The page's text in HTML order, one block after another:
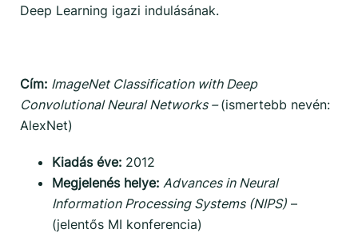
Deep Learning igazi indulásának.
Cím: ImageNet Classification with Deep
Convolutional Neural Networks –(ismertebb nevén:
AlexNet)
Kiadás éve: 2012
Megjelenés helye: Advances in Neural
Information Processing Systems (NIPS) –
(jelentős MI konferencia)